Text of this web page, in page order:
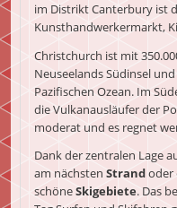
im Distrikt Canterbury ist
Kunsthandwerkermarkt,
Christchurch ist mit
Neuseelands Südinsel
Pazifischen Ozean. Im
die Vulkanausläufer der
moderat und es regnet
Dank der zentralen Lage
am nächsten Strandoder
schöneSkigebiete. Das